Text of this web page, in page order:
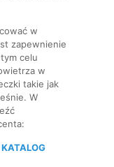
w
zapewnienie
celu
w
takie jak
W